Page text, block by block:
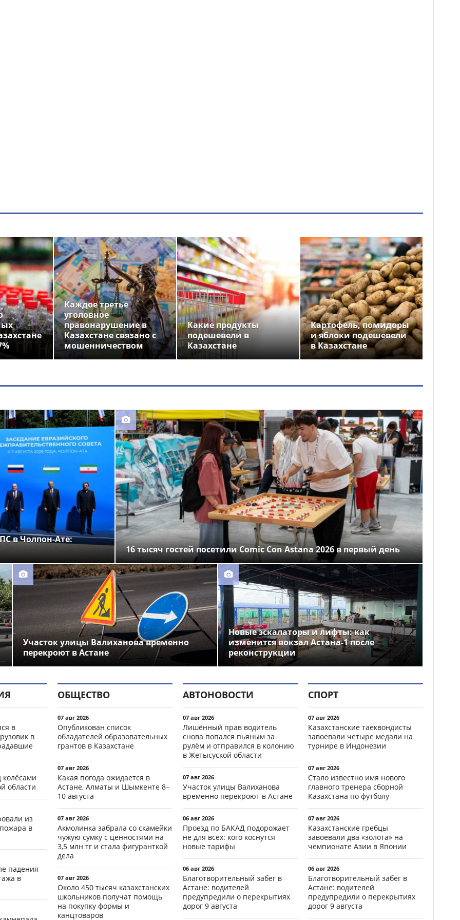
Каждое третье
уголовное
правонарушение в
Казахстане связано с
мошенничеством
Какие продукты
подешевели в
Казахстане
Картофель, помидоры
и яблоки подешевели
в Казахстане
в Чолпон-Ате:
16 тысяч гостей посетили Comic Con Astana 2026 в первый день
Участок улицы Валиханова временно
перекроют в Астане
Новые эскалаторы и лифты: как
изменится вокзал Астана-1 после
реконструкции
в
в
области
из
в
падения
в
ОБЩЕСТВО
07 авг 2026
Опубликован список
обладателей образовательных
грантов в Казахстане
07 авг 2026
Какая погода ожидается в
Астане, Алматы и Шымкенте 8–
10 августа
07 авг 2026
Акмолинка забрала со скамейки
чужую сумку с ценностями на
3,5 млн тг и стала фигуранткой
дела
07 авг 2026
Около 450 тысяч казахстанских
школьников получат помощь
на покупку формы и
канцтоваров
АВТОНОВОСТИ
07 авг 2026
Лишённый прав водитель
снова попался пьяным за
рулём и отправился в колонию
в Жетысуской области
07 авг 2026
Участок улицы Валиханова
временно перекроют в Астане
06 авг 2026
Проезд по БАКАД подорожает
не для всех: кого коснутся
новые тарифы
06 авг 2026
Благотворительный забег в
Астане: водителей
предупредили о перекрытиях
дорог 9 августа
СПОРТ
07 авг 2026
Казахстанские таеквондисты
завоевали четыре медали на
турнире в Индонезии
07 авг 2026
Стало известно имя нового
главного тренера сборной
Казахстана по футболу
07 авг 2026
Казахстанские гребцы
завоевали два «золота» на
чемпионате Азии в Японии
06 авг 2026
Благотворительный забег в
Астане: водителей
предупредили о перекрытиях
дорог 9 августа